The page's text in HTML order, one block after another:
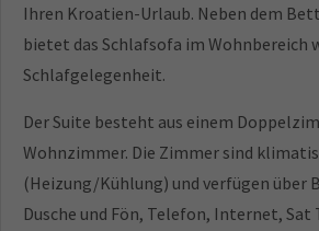
Ihren Kroatien-Urlaub. Neben dem
bietet das Schlafsofa im Wohnbereich
Schlafgelegenheit.
Der Suite besteht aus einem
Wohnzimmer. Die Zimmer sind
(Heizung/Kühlung) und verfügen über
Dusche und Fön, Telefon, Internet, Sat